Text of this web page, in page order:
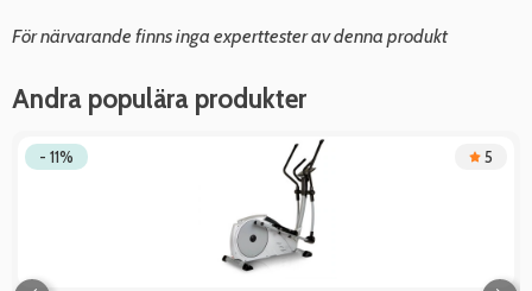
För närvarande finns inga experttester av denna produkt
Andra populära produkter
- 11% 5